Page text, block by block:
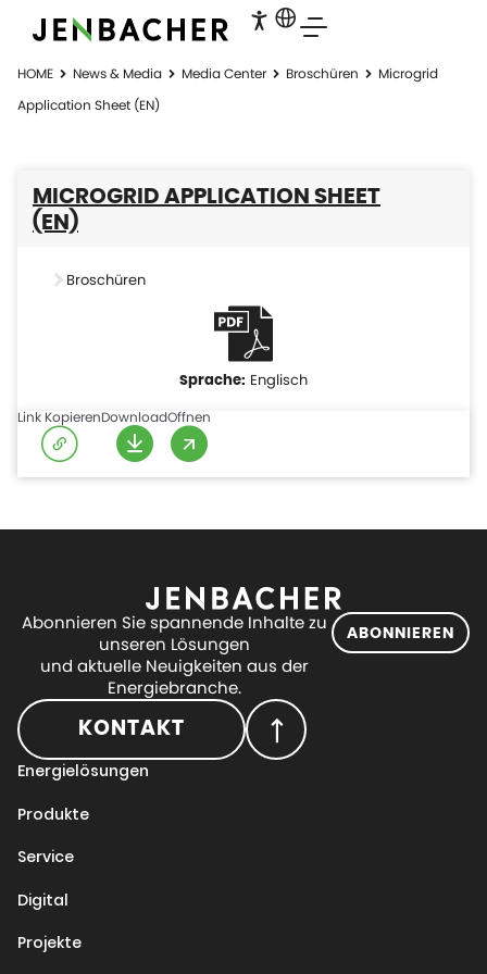
HOME News & Media Media Center Broschüren
Microgrid
Application Sheet (EN)
MICROGRID APPLICATION SHEET
(EN)
Broschüren
Englisch
Link KopierenDownloadOffnen
Abonnieren Sie spannende Inhalte zu
unseren Lösungen
und aktuelle Neuigkeiten aus der
Energiebranche.
ABONNIEREN
KONTAKT
Energielösungen
Produkte
Service
Digital
Projekte